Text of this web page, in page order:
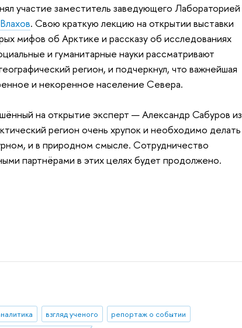
участие заместитель заведующего Лабораторией
. Свою краткую лекцию на открытии выставки
мифов об Арктике и рассказу об исследованиях
и гуманитарные науки рассматривают
регион, и подчеркнул, что важнейшая
и некоренное население Севера.
на открытие эксперт — Александр Сабуров из
регион очень хрупок и необходимо делать
и в природном смысле. Сотрудничество
партнёрами в этих целях будет продолжено.
взгляд ученого
репортаж о событии